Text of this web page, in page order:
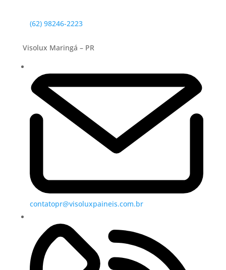
(62) 98246-2223
Visolux Maringá – PR
contatopr@visoluxpaineis.com.br